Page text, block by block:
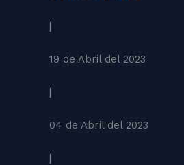
|
19 de Abril del 2023
|
04 de Abril del 2023
|